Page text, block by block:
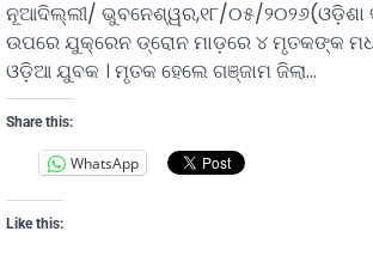
ନୂଆଦିଲ୍ଲୀ/ ଭୁବନେଶ୍ୱର,୧୮/୦୫/୨୦୨୬(ଓଡ଼ିଶା
ଉପରେ ଯୁକ୍ରେନ ଡ୍ରୋନ ମାଡ଼ରେ ୪ ମୃତକଙ୍କ
ଓଡ଼ିଆ ଯୁବକ । ମୃତକ ହେଲେ ଗଞ୍ଜାମ ଜିଲା…
Share this:
WhatsApp
Like this: